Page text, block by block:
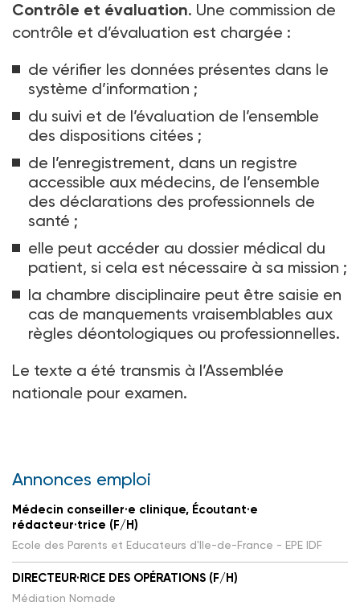
Contrôle et évaluation. Une commission de
contrôle et d’évaluation est chargée :
de vérifier les données présentes dans le
système d’information ;
du suivi et de l’évaluation de l’ensemble
des dispositions citées ;
de l’enregistrement, dans un registre
accessible aux médecins, de l’ensemble
des déclarations des professionnels de
santé ;
elle peut accéder au dossier médical du
patient, si cela est nécessaire à sa mission ;
la chambre disciplinaire peut être saisie en
cas de manquements vraisemblables aux
règles déontologiques ou professionnelles.
Le texte a été transmis à l’Assemblée
nationale pour examen.
Annonces emploi
Médecin conseiller·e clinique, Écoutant·e
rédacteur·trice (F/H)
Ecole des Parents et Educateurs d'Ile-de-France - EPE IDF
DIRECTEUR·RICE DES OPÉRATIONS (F/H)
Médiation Nomade